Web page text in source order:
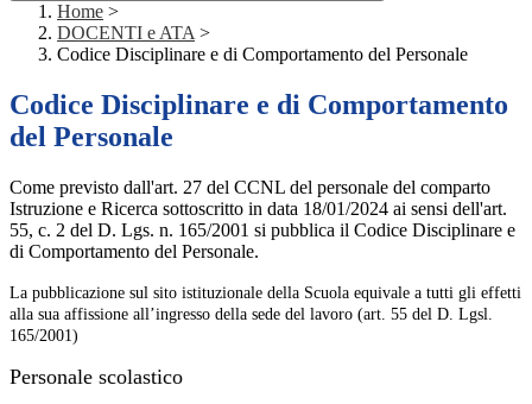
Home >
DOCENTI e ATA >
Codice Disciplinare e di Comportamento del Personale
Codice Disciplinare e di Comportamento
del Personale
Come previsto dall'art. 27 del CCNL del personale del comparto
Istruzione e Ricerca sottoscritto in data 18/01/2024 ai sensi dell'art.
55, c. 2 del D. Lgs. n. 165/2001 si pubblica il Codice Disciplinare e
di Comportamento del Personale.
La pubblicazione sul sito istituzionale della Scuola equivale a tutti gli effetti
alla sua affissione all’ingresso della sede del lavoro (art. 55 del D. Lgsl.
165/2001)
Personale scolastico